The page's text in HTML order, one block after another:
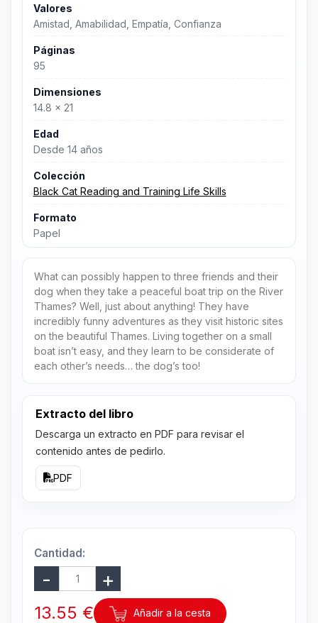
Valores
Amistad, Amabilidad, Empatía, Confianza
Páginas
95
Dimensiones
14.8 x 21
Edad
Desde 14 años
Colección
Black Cat Reading and Training Life Skills
Formato
Papel
What can possibly happen to three friends and their
dog when they take a peaceful boat trip on the River
Thames? Well, just about anything! They have
incredibly funny adventures as they visit historic sites
on the beautiful Thames. Living together on a small
boat isn’t easy, and they learn to be considerate of
each other’s needs… the dog’s too!
Extracto del libro
Descarga un extracto en PDF para revisar el
contenido antes de pedirlo.
PDF
Cantidad:
13.55 € Añadir a la cesta